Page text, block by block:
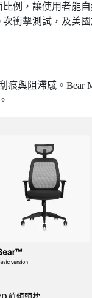
例，讓使用者能
次衝擊測試，及美
與阻滯感。Bear